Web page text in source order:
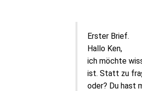
Erster Brief.
Hallo Ken,
ich möchte
ist. Statt zu f
oder? Du hast